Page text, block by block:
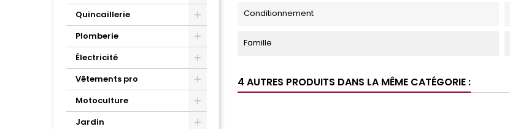
Quincaillerie
Plomberie
Électricité
Vêtements pro
Motoculture
Jardin
Conditionnement
Famille
4 AUTRES PRODUITS DANS LA MÊME CATÉGORIE :